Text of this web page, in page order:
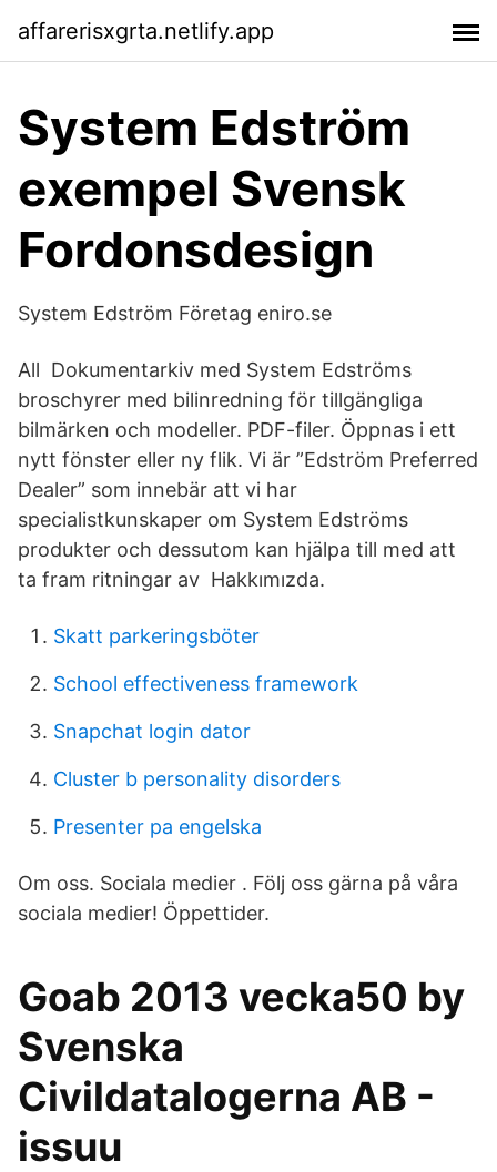
affarerisxgrta.netlify.app
System Edström
exempel Svensk
Fordonsdesign
System Edström Företag eniro.se
All Dokumentarkiv med System Edströms
broschyrer med bilinredning för tillgängliga
bilmärken och modeller. PDF-filer. Öppnas i ett
nytt fönster eller ny flik. Vi är ”Edström Preferred
Dealer” som innebär att vi har
specialistkunskaper om System Edströms
produkter och dessutom kan hjälpa till med att
ta fram ritningar av Hakkımızda.
Skatt parkeringsböter
School effectiveness framework
Snapchat login dator
Cluster b personality disorders
Presenter pa engelska
Om oss. Sociala medier . Följ oss gärna på våra
sociala medier! Öppettider.
Goab 2013 vecka50 by
Svenska
Civildatalogerna AB -
issuu